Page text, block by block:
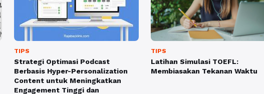
TIPS
Strategi Optimasi Podcast
Berbasis Hyper-Personalization
Content untuk Meningkatkan
Engagement Tinggi dan
TIPS
Latihan Simulasi TOEFL:
Membiasakan Tekanan Waktu